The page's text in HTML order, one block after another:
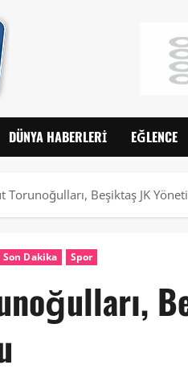
DÜNYA HABERLERI EĞLENCE
Torunoğulları, Beşiktaş JK
Son Dakika Spor